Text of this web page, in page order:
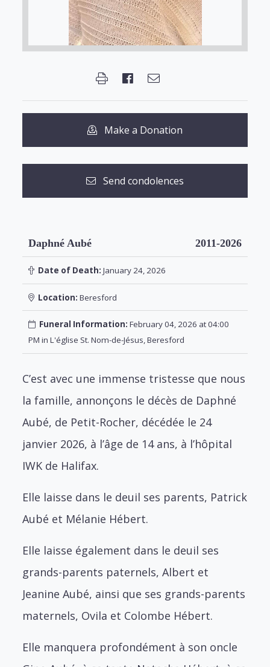
Make a Donation
Send condolences
Daphné Aubé 2011-2026
Date of Death: January 24, 2026
Location: Beresford
Funeral Information: February 04, 2026 at 04:00
PM in L'église St. Nom-de-Jésus, Beresford
C’est avec une immense tristesse que nous
la famille, annonçons le décès de Daphné
Aubé, de Petit-Rocher, décédée le 24
janvier 2026, à l’âge de 14 ans, à l’hôpital
IWK de Halifax.
Elle laisse dans le deuil ses parents, Patrick
Aubé et Mélanie Hébert.
Elle laisse également dans le deuil ses
grands-parents paternels, Albert et
Jeanine Aubé, ainsi que ses grands-parents
maternels, Ovila et Colombe Hébert.
Elle manquera profondément à son oncle